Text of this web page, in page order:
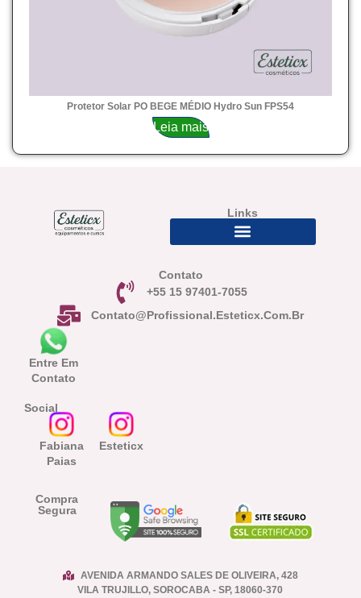
Protetor Solar PO BEGE MÉDIO Hydro Sun FPS54
Leia mais
Links
Contato
+55 15 97401-7055
Contato@profissional.esteticx.com.br
Entre Em
Contato
Social
Fabiana
Paias
Esteticx
Compra
Segura
AVENIDA ARMANDO SALES DE OLIVEIRA, 428
VILA TRUJILLO, SOROCABA - SP, 18060-370